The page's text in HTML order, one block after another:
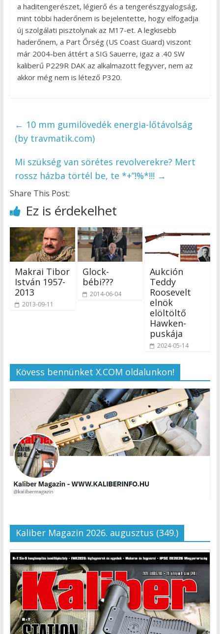
a haditengerészet, légierő és a tengerészgyalogság,
mint többi haderőnem is bejelentette, hogy elfogadja
új szolgálati pisztolynak az M17-et. A legkisebb
haderőnem, a Part Őrség (US Coast Guard) viszont
már 2004-ben áttért a SIG Sauerre, igaz a .40 SW
kaliberű P229R DAK az alkalmazott fegyver, nem az
akkor még nem is létező P320.
← 10 mm gumilövedék energia-lőtávolság
(by travmatik.com)
Mi szükség van sörétes revolverekre? Mert
rossz házba törtél be, te *+”!%*!!! →
Share This Post:
Ez is érdekelhet
Makrai Tibor
István 1957-
2013
2013-09-11
Glock-
bébi???
2014-06-04
Aukción
Teddy
Roosevelt
elnök
elöltöltő
Hawken-
puskája
2024-05-14
Kövess bennünket X.COM oldalunkon!
Kaliber Magazin 2026. augusztus (349.)